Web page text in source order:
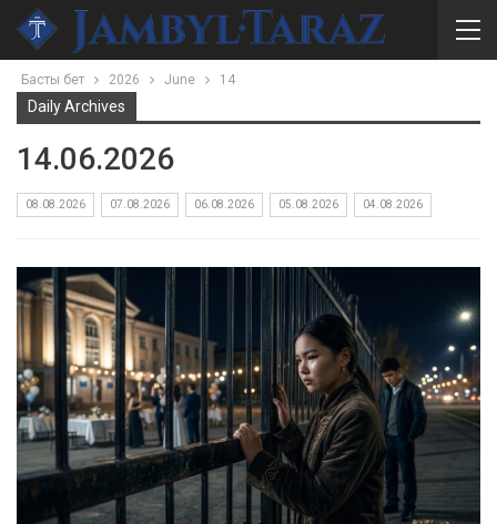
Басты бет 2026 June 14
Daily Archives
14.06.2026
08.08.2026 07.08.2026 06.08.2026 05.08.2026 04.08.2026